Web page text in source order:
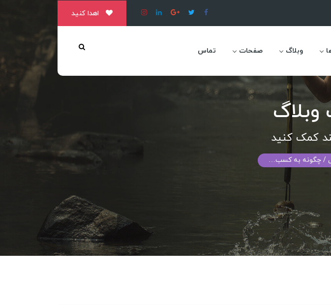
اهدا کنید
وبلاگ صفحات تماس
وبلاگ
کمک کنید
/ چگونه به کسب…